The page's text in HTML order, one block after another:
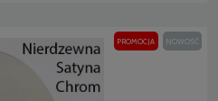
PROMOCJA NOWOŚĆ